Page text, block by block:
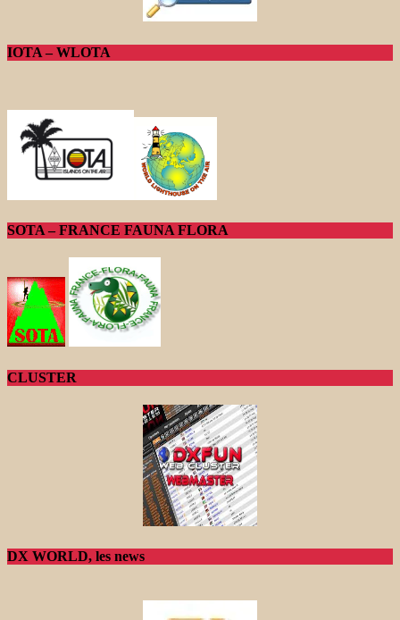
IOTA – WLOTA
SOTA – FRANCE FAUNA FLORA
CLUSTER
DX WORLD, les news